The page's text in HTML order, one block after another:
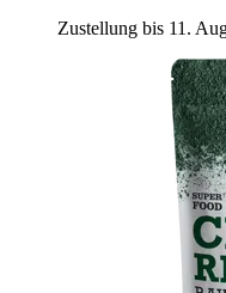
Zustellung bis 11.